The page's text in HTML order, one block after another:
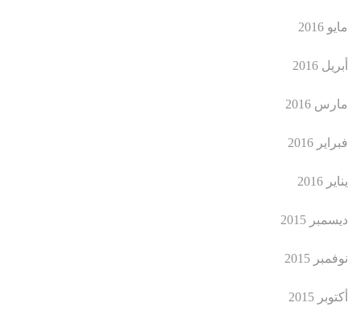
مايو 2016
أبريل 2016
مارس 2016
فبراير 2016
يناير 2016
ديسمبر 2015
نوفمبر 2015
أكتوبر 2015